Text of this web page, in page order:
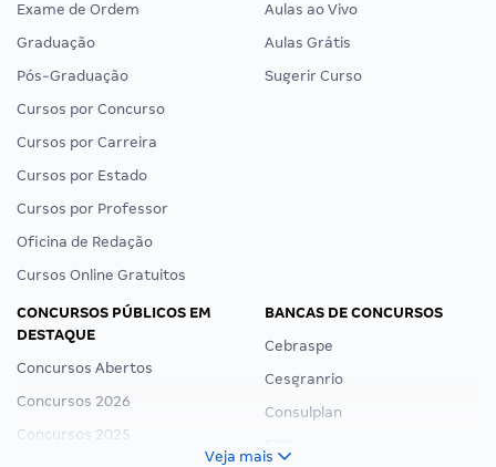
Exame de Ordem
Graduação
Pós-Graduação
Cursos por Concurso
Cursos por Carreira
Cursos por Estado
Cursos por Professor
Oficina de Redação
Cursos Online Gratuitos
Aulas ao Vivo
Aulas Grátis
Sugerir Curso
CONCURSOS PÚBLICOS EM
DESTAQUE
Concursos Abertos
Concursos 2026
Concursos 2025
BANCAS DE CONCURSOS
Cebraspe
Cesgranrio
Consulplan
Veja mais